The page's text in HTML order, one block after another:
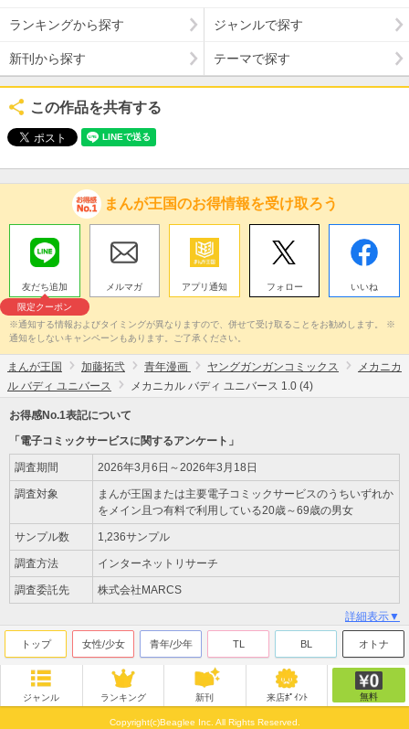
ランキングから探す ジャンルで探す
新刊から探す テーマで探す
この作品を共有する
まんが王国のお得情報を受け取ろう
友だち追加
限定クーポン
メルマガ アプリ通知 フォロー いいね
※通知する情報およびタイミングが異なりますので、併せて受け取ることをお勧めします。 ※
通知をしないキャンペーンもあります。ご了承ください。
まんが王国 加藤拓弐 青年漫画 ヤングガンガンコミックス
メカニカ
ル バディ ユニバース
メカニカル バディ ユニバース 1.0 (4)
お得感No.1表記について
「電子コミックサービスに関するアンケート」
調査期間 2026年3月6日～2026年3月18日
調査対象
まんが王国または主要電子コミックサービスのうちいずれか
をメイン且つ有料で利用している20歳～69歳の男女
サンプル数 1,236サンプル
調査方法 インターネットリサーチ
調査委託先 株式会社MARCS
詳細表示▼
トップ 女性/少女 青年/少年 TL BL オトナ
ジャンル ランキング 新刊 来店ﾎﾟｲﾝﾄ 無料
Copyright(c)Beaglee Inc. All Rights Reserved.